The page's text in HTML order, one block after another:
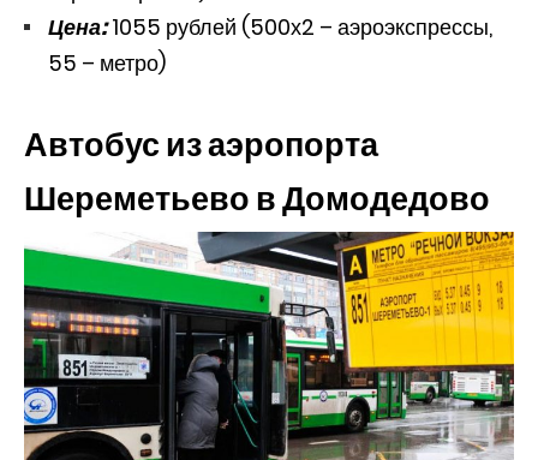
Цена:1055 рублей (500х2 – аэроэкспрессы,
55 – метро)
Автобус из аэропорта
Шереметьево в Домодедово